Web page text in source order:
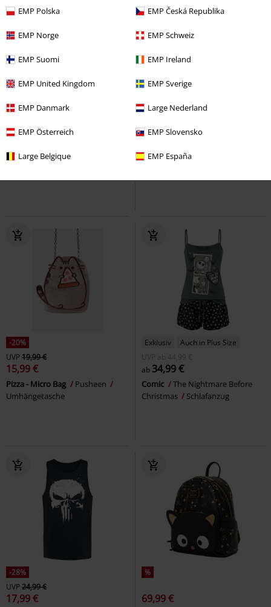
EMP Polska EMP Česká Republika
EMP Norge EMP Schweiz
EMP Suomi EMP Ireland
EMP United Kingdom EMP Sverige
EMP Danmark Large Nederland
EMP Österreich EMP Slovensko
Large Belgique EMP España
-40%
UVP24,99 €
14,99 €
GUNTHER WWE
Neu
UVP 16,00 €
15,99 €
Ryuk Vinyl Figur 2382
-20%
UVP19,99 €
15,99 €
Pizza - Micro Bag
Pusheen
Umhängetasche
Exklusiv
Auch in Plus Size
UVP
ab
44,99 €
ab 34,99 €
Comic
The Nightmare Before
Christmas
Schlafanzug
-28%
UVP24,99 €
17,99 €
%
69,99 €